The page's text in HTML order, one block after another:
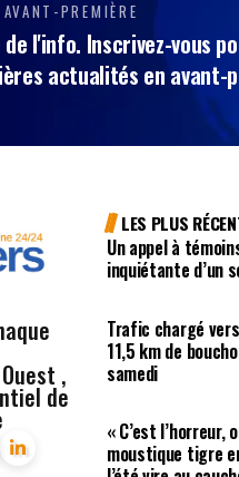
PREMIÈRE
l'info. Inscrivez-vous
actualités en avant-
,
de
LES PLUS
Un appel à
inquiétante d’un
Trafic chargé
11,5 km de
samedi
« C’est
moustique tigre